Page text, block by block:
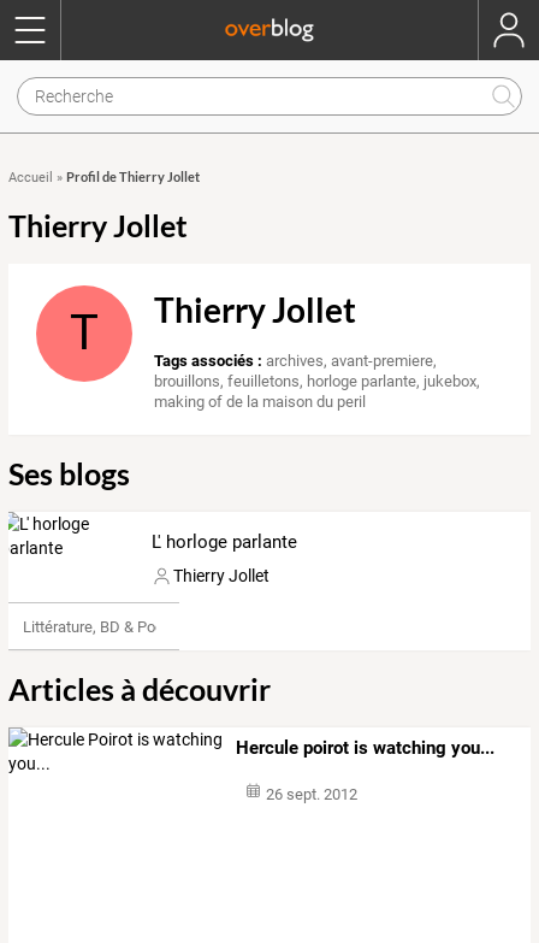
Accueil » Profil de Thierry Jollet
Thierry Jollet
T Thierry Jollet
Tags associés : archives,avant-premiere,
brouillons,feuilletons, horloge parlante, jukebox,
making of de la maison du peril
Ses blogs
L' horloge parlante
Thierry Jollet
Littérature, BD & Poésie
Articles à découvrir
Hercule poirot is watching you...
26 sept. 2012